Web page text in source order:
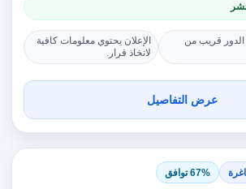
الدور قريب من
الإعلان يحتوي معلومات كافية
لاتخاذ قرار.
عرض التفاصيل
67% توافق